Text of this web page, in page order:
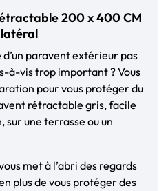
200 x 400 CM
paravent extérieur pas
à-vis trop important ? Vous
pour vous protéger du
rétractable gris, facile
sur une terrasse ou un
met à l’abri des regards
plus de vous protéger des